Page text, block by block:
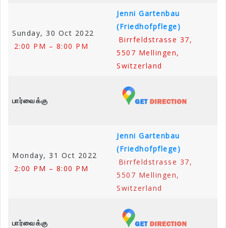
Sunday, 30 Oct 2022
2:00 PM – 8:00 PM
Jenni Gartenbau
(Friedhofpflege)
Birrfeldstrasse 37,
5507 Mellingen,
Switzerland
பார்வைக்கு
Monday, 31 Oct 2022
2:00 PM – 8:00 PM
Jenni Gartenbau
(Friedhofpflege)
Birrfeldstrasse 37,
5507 Mellingen,
Switzerland
பார்வைக்கு